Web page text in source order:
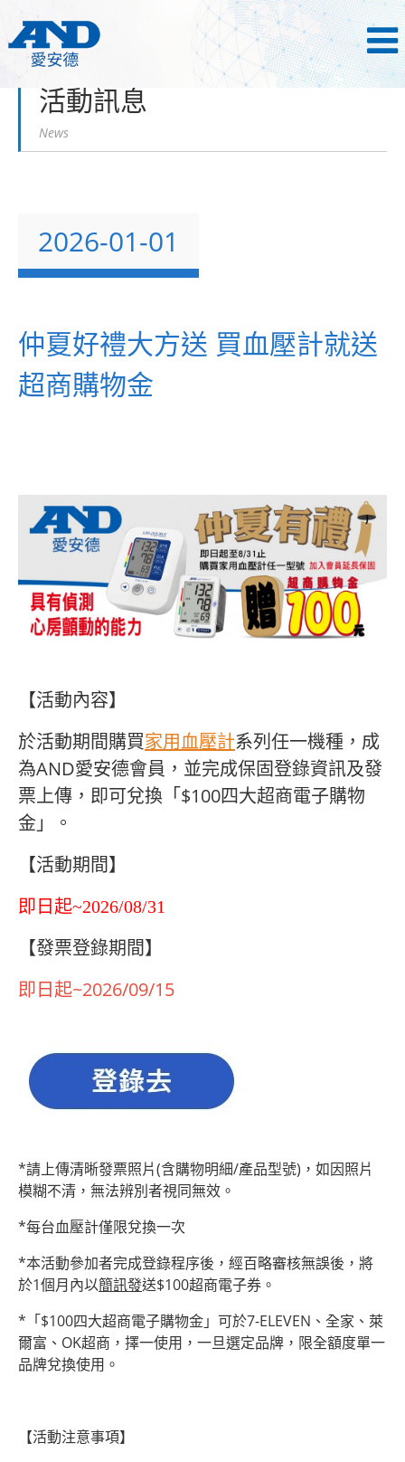
首頁 最新消息 活動訊息
活動訊息
News
2026-01-01
仲夏好禮大方送 買血壓計就送
超商購物金
【活動內容】
於活動期間購買家用血壓計系列任一機種，成
為AND愛安德會員，並完成保固登錄資訊及發
票上傳，即可兌換「$100四大超商電子購物
金」。
【活動期間】
即日起~2026/08/31
【發票登錄期間】
即日起~2026/09/15
*請上傳清晰發票照片(含購物明細/產品型號)，如因照片
模糊不清，無法辨別者視同無效。
*每台血壓計僅限兌換一次
*本活動參加者完成登錄程序後，經百略審核無誤後，將
於1個月內以簡訊發送$100超商電子券。
*「$100四大超商電子購物金」可於7-ELEVEN、全家、萊
爾富、OK超商，擇一使用，一旦選定品牌，限全額度單一
品牌兌換使用。
【活動注意事項】